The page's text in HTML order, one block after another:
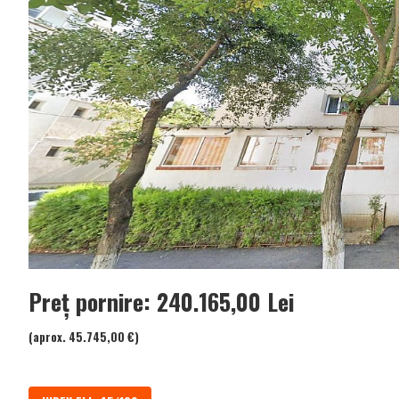
Preț pornire: 240.165,00 Lei
(aprox. 45.745,00 €)